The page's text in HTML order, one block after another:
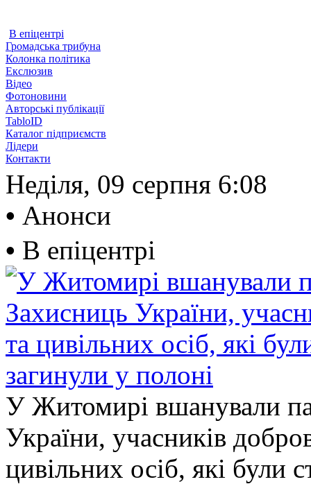
В епіцентрі
Громадська трибуна
Колонка політика
Екслюзив
Відео
Фотоновини
Авторські публікації
TabloID
Каталог підприємств
Лідери
Контакти
Неділя, 09 серпня 6:08
• Анонси
• В епіцентрі
У Житомирі вшанували
України, учасників
цивільних осіб, які були